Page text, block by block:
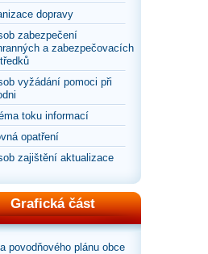
dopravy
zabezpečení
a zabezpečovacích
vyžádání pomoci při
toku informací
opatření
zajištění aktualizace
Grafická část
povodňového plánu obce